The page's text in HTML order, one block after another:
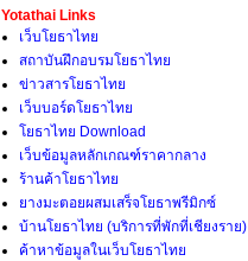
Yotathai Links
เว็บโยธาไทย
สถาบันฝึกอบรมโยธาไทย
ข่าวสารโยธาไทย
เว็บบอร์ดโยธาไทย
โยธาไทย Download
เว็บข้อมูลหลักเกณฑ์ราคากลาง
ร้านค้าโยธาไทย
ยางมะตอยผสมเสร็จโยธาพรีมิกซ์
บ้านโยธาไทย (บริการที่พักที่เชียงราย)
ค้าหาข้อมูลในเว็บโยธาไทย